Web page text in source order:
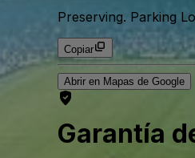
Preserving. Parking
Copiar
Abrir en Mapas de Google
Garantía